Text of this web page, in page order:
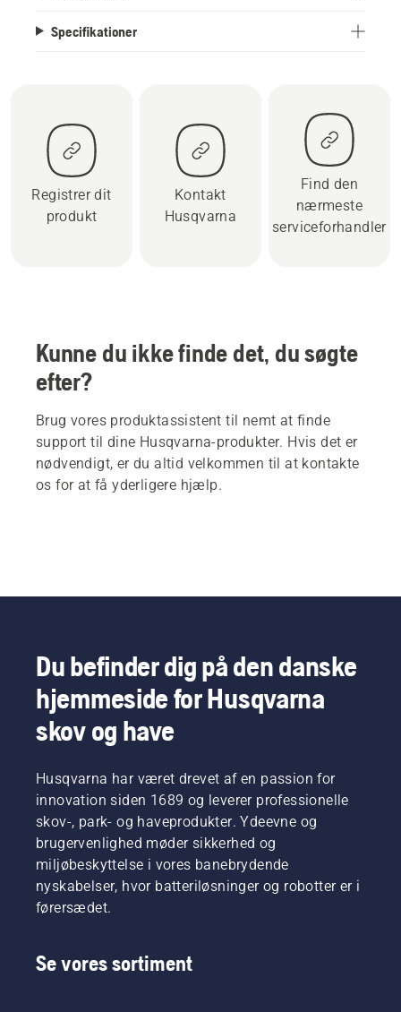
Specifikationer
Registrer dit
produkt
Kontakt
Husqvarna
Find den
nærmeste
serviceforhandler
Kunne du ikke finde det, du søgte
efter?
Brug vores produktassistent til nemt at finde
support til dine Husqvarna-produkter. Hvis det er
nødvendigt, er du altid velkommen til at kontakte
os for at få yderligere hjælp.
Du befinder dig på den danske
hjemmeside for Husqvarna
skov og have
Husqvarna har været drevet af en passion for
innovation siden 1689 og leverer professionelle
skov-, park- og haveprodukter. Ydeevne og
brugervenlighed møder sikkerhed og
miljøbeskyttelse i vores banebrydende
nyskabelser, hvor batteriløsninger og robotter er i
førersædet.
Se vores sortiment